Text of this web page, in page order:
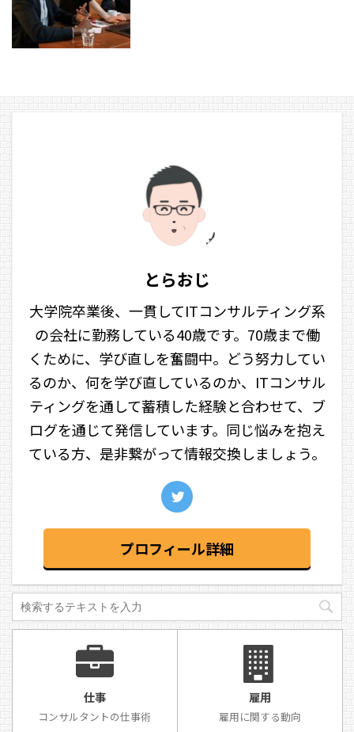
とらおじ
大学院卒業後、一貫してITコンサルティング系
の会社に勤務している40歳です。70歳まで働
くために、学び直しを奮闘中。どう努力してい
るのか、何を学び直しているのか、ITコンサル
ティングを通して蓄積した経験と合わせて、ブ
ログを通じて発信しています。同じ悩みを抱え
ている方、是非繋がって情報交換しましょう。
プロフィール詳細
仕事
コンサルタントの仕事術
雇用
雇用に関する動向